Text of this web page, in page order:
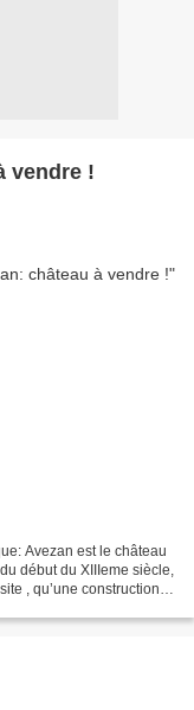
vendre !
Avezan est le château
début du XIIIeme siècle,
, qu’une construction